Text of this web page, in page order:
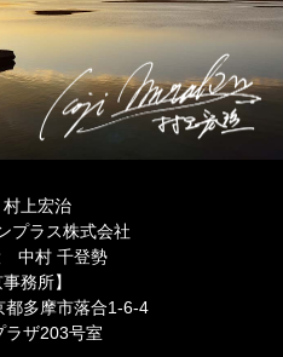
上宏治
ラス株式会社
中村 千登勢
事務所】
都多摩市落合1-6-4
ラザ203号室